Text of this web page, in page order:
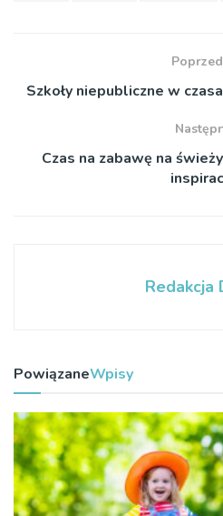
Szkoły niepubliczne w
Czas na zabawę na
Redakcja
PowiązaneWpisy